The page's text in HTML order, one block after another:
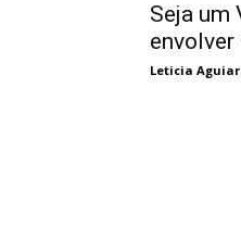
Seja um
Leticia Aguiar